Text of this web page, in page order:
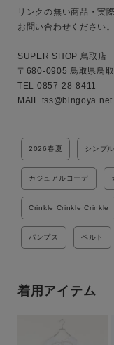
リンクの無い商品・実
お問い合わせください。
SUPER SHOP 鳥取店
〒680-0905 鳥取県鳥
TEL 0857-28-8411
MAIL tss@bingoya.net
2026春夏 シンプ
カジュアルコーデ
Crinkle Crinkle Crinkle
パンプス ベルト
着用アイテム